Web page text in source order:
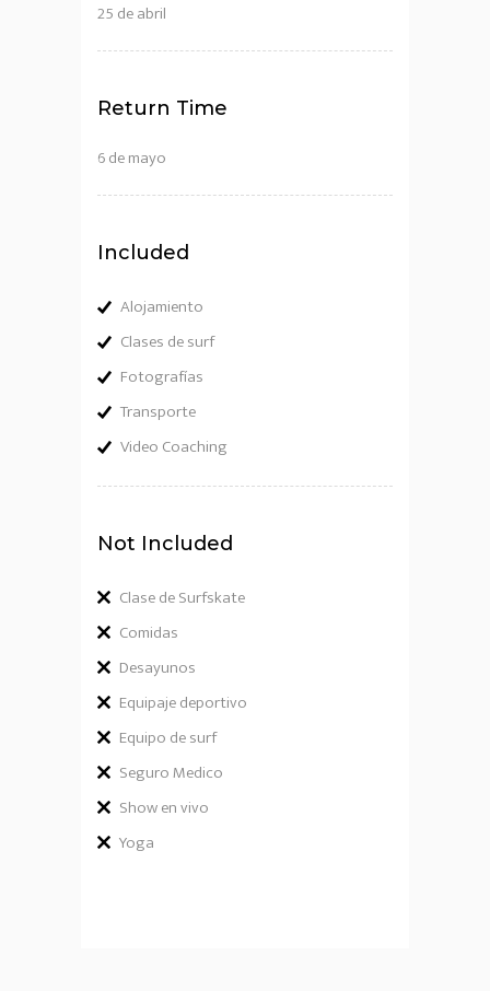
25 de abril
Return Time
6 de mayo
Included
Alojamiento
Clases de surf
Fotografías
Transporte
Video Coaching
Not Included
Clase de Surfskate
Comidas
Desayunos
Equipaje deportivo
Equipo de surf
Seguro Medico
Show en vivo
Yoga